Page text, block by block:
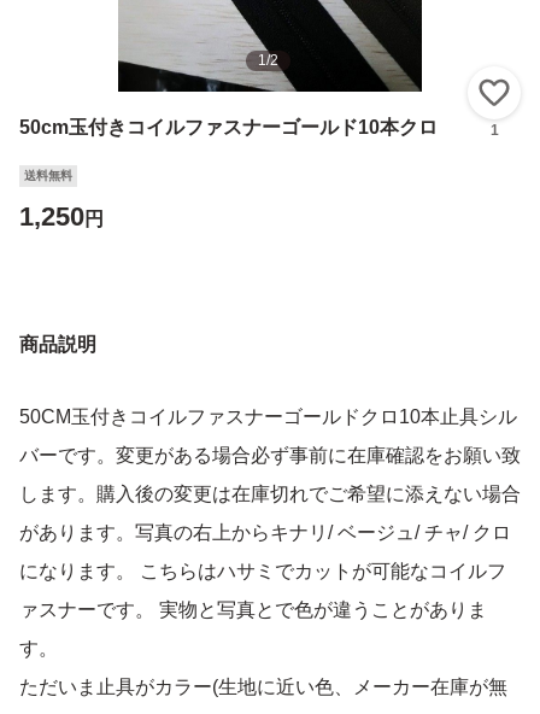
1/2
50cm玉付きコイルファスナーゴールド10本クロ 1
送料無料
1,250円
商品説明
50CM玉付きコイルファスナーゴールドクロ10本止具シル
バーです。変更がある場合必ず事前に在庫確認をお願い致
します。購入後の変更は在庫切れでご希望に添えない場合
があります。写真の右上からキナリ/ ベージュ/ チャ/ クロ
になります。 こちらはハサミでカットが可能なコイルフ
ァスナーです。 実物と写真とで色が違うことがありま
す。
ただいま止具がカラー(生地に近い色、メーカー在庫が無